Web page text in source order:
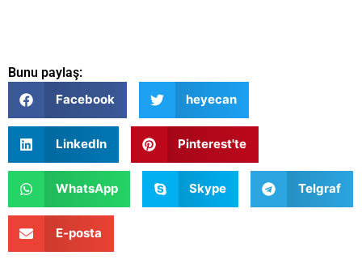
Bunu paylaş:
Facebook
heyecan
LinkedIn Pinterest'te
WhatsApp Skype Telgraf
E-posta